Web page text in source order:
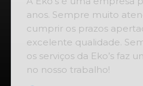
Quero parabenizar a
anos de parceria, nos
excelência e com
qualificados e eficientes.